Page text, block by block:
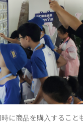
に商品を購入すること